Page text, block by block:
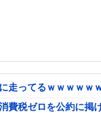
走ってるｗｗｗｗ
費税ゼロを公約に